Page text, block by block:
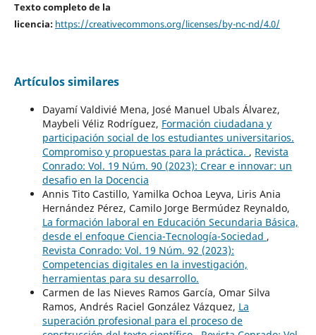
Texto completo de la
licencia: https://creativecommons.org/licenses/by-nc-nd/4.0/
Artículos similares
Dayamí Valdivié Mena, José Manuel Ubals Álvarez,
Maybeli Véliz Rodríguez, Formación ciudadana y
participación social de los estudiantes universitarios.
Compromiso y propuestas para la práctica. , Revista
Conrado: Vol. 19 Núm. 90 (2023): Crear e innovar: un
desafio en la Docencia
Annis Tito Castillo, Yamilka Ochoa Leyva, Liris Ania
Hernández Pérez, Camilo Jorge Bermúdez Reynaldo,
La formación laboral en Educación Secundaria Básica,
desde el enfoque Ciencia-Tecnología-Sociedad ,
Revista Conrado: Vol. 19 Núm. 92 (2023):
Competencias digitales en la investigación,
herramientas para su desarrollo.
Carmen de las Nieves Ramos García, Omar Silva
Ramos, Andrés Raciel González Vázquez, La
superación profesional para el proceso de